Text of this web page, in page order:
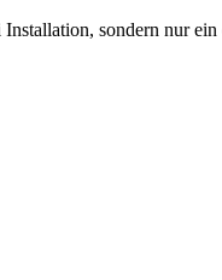
sondern nur